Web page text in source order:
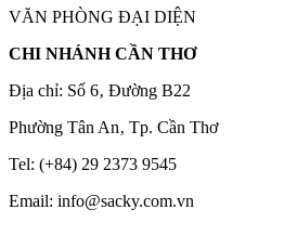
VĂN PHÒNG ĐẠI DIỆN
CHI NHÁNH CẦN THƠ
Địa chỉ: Số 6‚ Đường B22
Phường Tân An‚ Tp. Cần Thơ
Tel: (+84) 29 2373 9545
Email: info@sacky.com.vn